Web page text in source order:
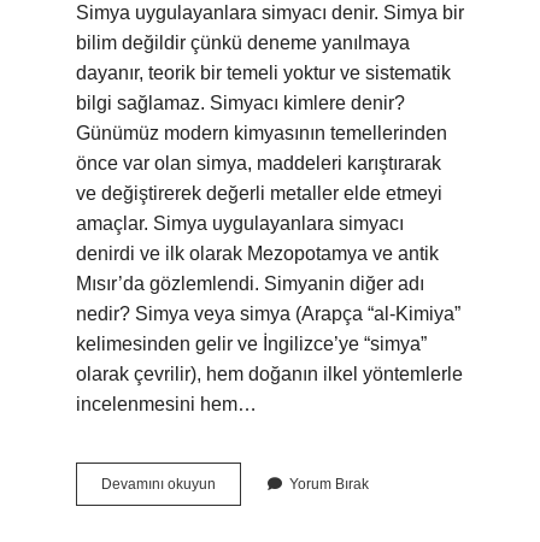
Simya uygulayanlara simyacı denir. Simya bir
bilim değildir çünkü deneme yanılmaya
dayanır, teorik bir temeli yoktur ve sistematik
bilgi sağlamaz. Simyacı kimlere denir?
Günümüz modern kimyasının temellerinden
önce var olan simya, maddeleri karıştırarak
ve değiştirerek değerli metaller elde etmeyi
amaçlar. Simya uygulayanlara simyacı
denirdi ve ilk olarak Mezopotamya ve antik
Mısır’da gözlemlendi. Simyanin diğer adı
nedir? Simya veya simya (Arapça “al-Kimiya”
kelimesinden gelir ve İngilizce’ye “simya”
olarak çevrilir), hem doğanın ilkel yöntemlerle
incelenmesini hem…
Devamını okuyun Simyacilara
Ne
Yorum Bırak